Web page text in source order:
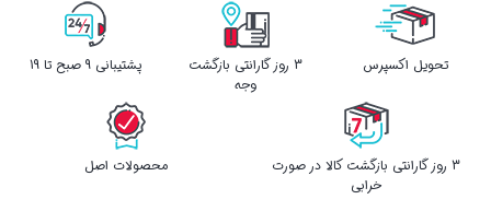
تحویل اکسپرس
3 روز گارانتی بازگشت
وجه
پشتیبانی 9 صبح تا 19
3 روز گارانتی بازگشت کالا در صورت
خرابی
محصولات اصل